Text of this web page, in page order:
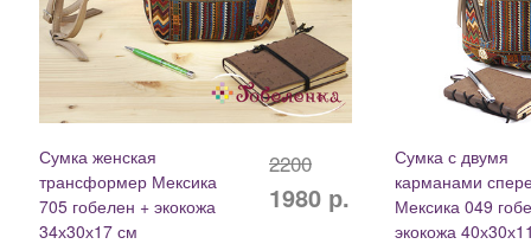
Сумка женская
трансформер Мексика
705 гобелен + экокожа
34х30х17 см
2200
1980 р.
Сумка с двумя
карманами
Мексика 049
экокожа